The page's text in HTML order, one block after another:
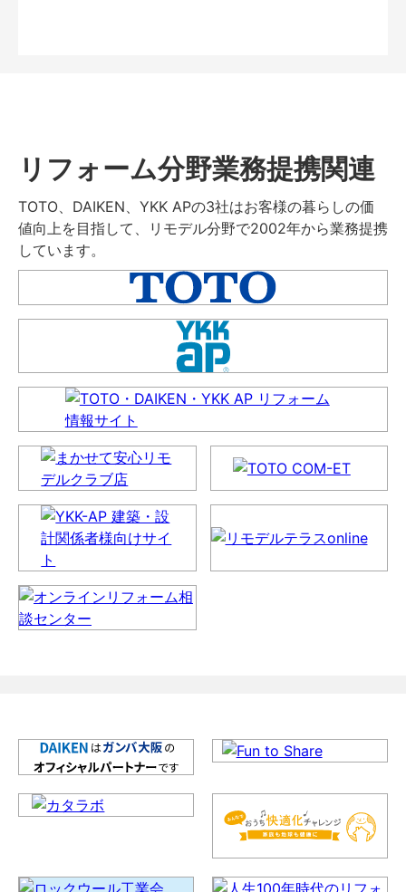
リフォーム分野業務提携関連
TOTO、DAIKEN、YKK APの3社はお客様の暮らしの価
値向上を目指して、リモデル分野で2002年から業務提携
しています。